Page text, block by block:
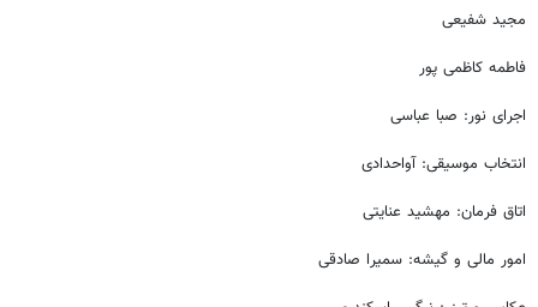
مجید شفیعی
فاطمه کاظمی پور
اجرای نور: صبا عباسی
انتخاب موسیقی:آواحدادی
اتاق فرمان: مهشید عنایتی
امور مالی و گیشه: سمیرا صادقی